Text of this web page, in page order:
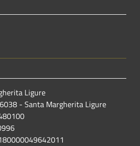
Ligure
- Santa Margherita Ligure